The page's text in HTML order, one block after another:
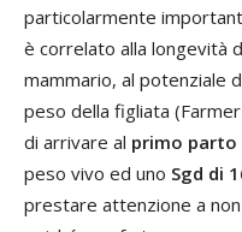
particolarmente
è correlato alla longevità
mammario, al potenziale
peso della figliata
di arrivare al primo parto
peso vivo ed uno Sgd di
prestare attenzione a